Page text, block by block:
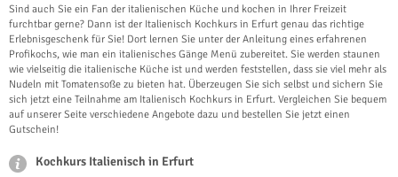
Sind auch Sie ein Fan der italienischen Küche und kochen in Ihrer Freizeit
furchtbar gerne? Dann ist der Italienisch Kochkurs in Erfurt genau das richtige
Erlebnisgeschenk für Sie! Dort lernen Sie unter der Anleitung eines erfahrenen
Profikochs, wie man ein italienisches Gänge Menü zubereitet. Sie werden staunen
wie vielseitig die italienische Küche ist und werden feststellen, dass sie viel mehr als
Nudeln mit Tomatensoße zu bieten hat. Überzeugen Sie sich selbst und sichern Sie
sich jetzt eine Teilnahme am Italienisch Kochkurs in Erfurt. Vergleichen Sie bequem
auf unserer Seite verschiedene Angebote dazu und bestellen Sie jetzt einen
Gutschein!
Kochkurs Italienisch in Erfurt